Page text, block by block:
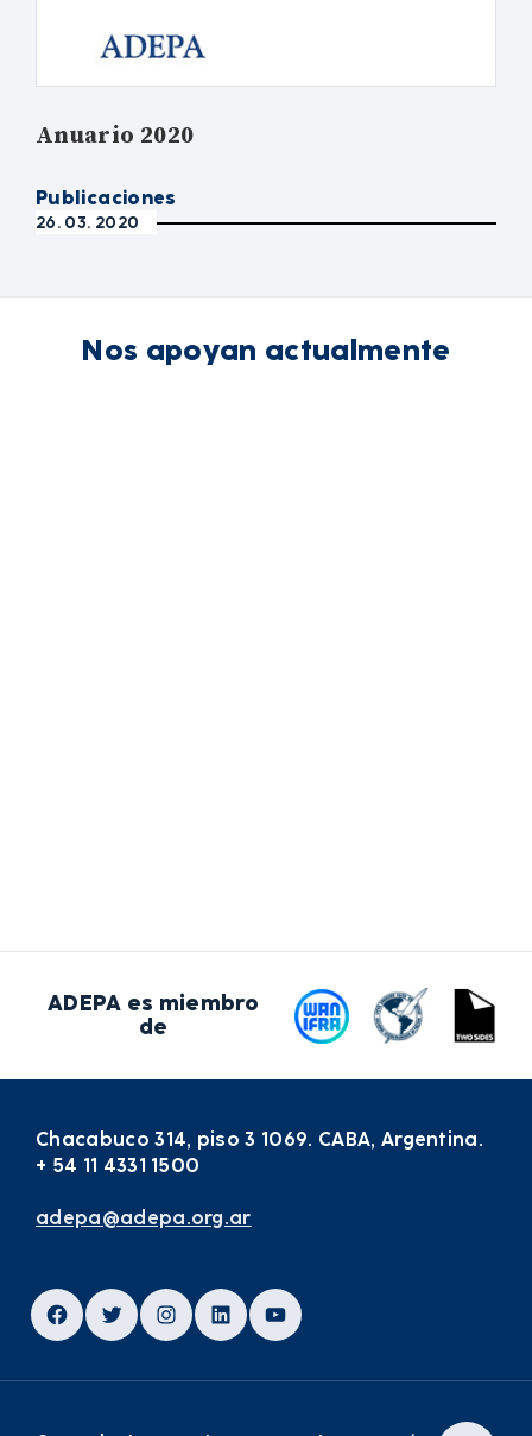
Anuario 2020
Publicaciones
26. 03. 2020
Nos apoyan actualmente
ADEPA es miembro
de
Chacabuco 314, piso 3 1069. CABA, Argentina.
+ 54 11 4331 1500
adepa@adepa.org.ar
Facebook
TwitterInstagram
LinkedInYouTube